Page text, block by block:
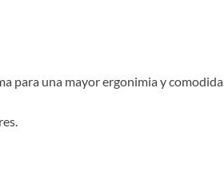
para una mayor ergonimia y comodida.